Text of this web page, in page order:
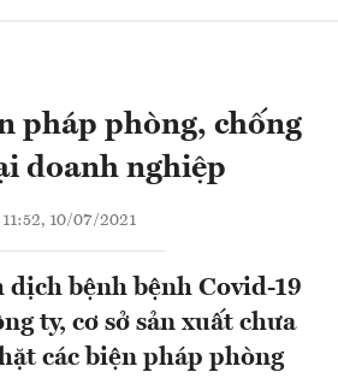
pháp phòng, chống
doanh nghiệp
11:52, 10/07/2021
bệnh bệnh Covid-19
ty, cơ sở sản xuất chưa
các biện pháp phòng